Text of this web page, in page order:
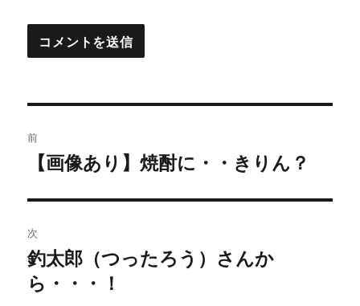
稿
ビ
ゲ
ー
前
の
投
稿:
【画像あり】焼酎に・・きりん？
次
次
の
釣太郎（つったろう）さんか
ら・・・！